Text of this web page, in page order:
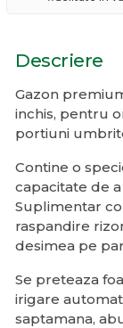
Descriere
Gazon
inchis, pentru
portiuni
Contine o
capacitate de
Suplimentar
raspandire
desimea pe
Se preteaza
irigare
saptamana,